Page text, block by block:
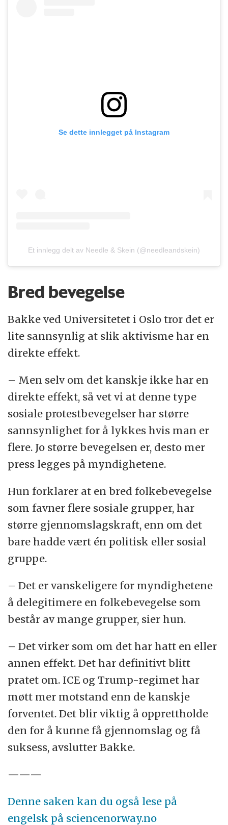
Se dette innlegget på Instagram
Et innlegg delt av Needle & Skein (@needleandskein)
Bred bevegelse
Bakke ved Universitetet i Oslo tror det er
lite sannsynlig at slik aktivisme har en
direkte effekt.
– Men selv om det kanskje ikke har en
direkte effekt, så vet vi at denne type
sosiale protestbevegelser har større
sannsynlighet for å lykkes hvis man er
flere. Jo større bevegelsen er, desto mer
press legges på myndighetene.
Hun forklarer at en bred folkebevegelse
som favner flere sosiale grupper, har
større gjennomslagskraft, enn om det
bare hadde vært én politisk eller sosial
gruppe.
– Det er vanskeligere for myndighetene
å delegitimere en folkebevegelse som
består av mange grupper, sier hun.
– Det virker som om det har hatt en eller
annen effekt. Det har definitivt blitt
pratet om. ICE og Trump-regimet har
møtt mer motstand enn de kanskje
forventet. Det blir viktig å opprettholde
den for å kunne få gjennomslag og få
suksess, avslutter Bakke.
———
Denne saken kan du også lese på
engelsk på sciencenorway.no